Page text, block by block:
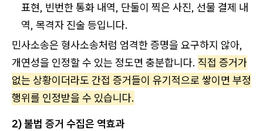
표현, 빈번한 통화 내역, 단둘이 찍은 사진, 선물 결제 내
역, 목격자 진술 등입니다.
민사소송은 형사소송처럼 엄격한 증명을 요구하지 않아,
개연성을 인정할 수 있는 정도면 충분합니다. 직접 증거가
없는 상황이더라도 간접 증거들이 유기적으로 쌓이면 부정
행위를 인정받을 수 있습니다.
2) 불법 증거 수집은 역효과